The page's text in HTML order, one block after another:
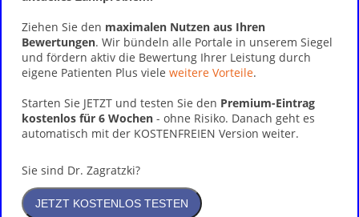
Ziehen Sie den maximalen Nutzen aus Ihren
Bewertungen. Wir bündeln alle Portale in unserem Siegel
und fördern aktiv die Bewertung Ihrer Leistung durch
eigene Patienten Plus viele weitere Vorteile.
Starten Sie JETZT und testen Sie den Premium-Eintrag
kostenlos für 6 Wochen - ohne Risiko. Danach geht es
automatisch mit der KOSTENFREIEN Version weiter.
Sie sind Dr. Zagratzki?